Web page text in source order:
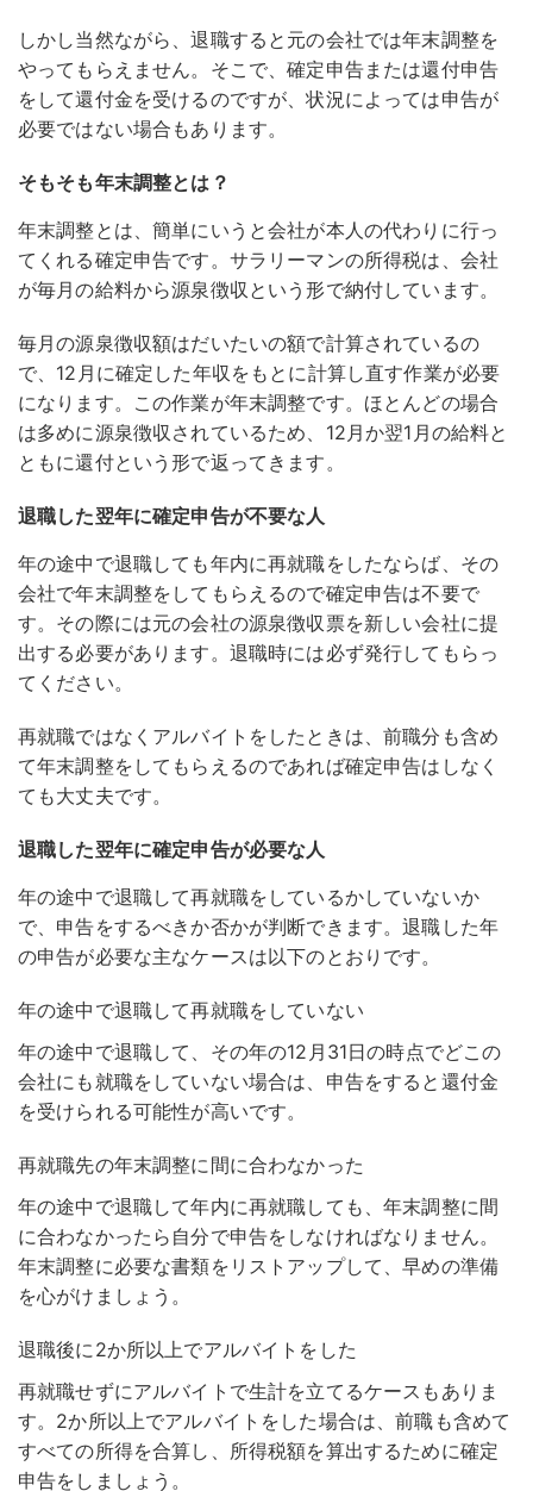
しかし当然ながら、退職すると元の会社では年末調整を
やってもらえません。そこで、確定申告または還付申告
をして還付金を受けるのですが、状況によっては申告が
必要ではない場合もあります。
そもそも年末調整とは？
年末調整とは、簡単にいうと会社が本人の代わりに行っ
てくれる確定申告です。サラリーマンの所得税は、会社
が毎月の給料から源泉徴収という形で納付しています。
毎月の源泉徴収額はだいたいの額で計算されているの
で、12月に確定した年収をもとに計算し直す作業が必要
になります。この作業が年末調整です。ほとんどの場合
は多めに源泉徴収されているため、12月か翌1月の給料と
ともに還付という形で返ってきます。
退職した翌年に確定申告が不要な人
年の途中で退職しても年内に再就職をしたならば、その
会社で年末調整をしてもらえるので確定申告は不要で
す。その際には元の会社の源泉徴収票を新しい会社に提
出する必要があります。退職時には必ず発行してもらっ
てください。
再就職ではなくアルバイトをしたときは、前職分も含め
て年末調整をしてもらえるのであれば確定申告はしなく
ても大丈夫です。
退職した翌年に確定申告が必要な人
年の途中で退職して再就職をしているかしていないか
で、申告をするべきか否かが判断できます。退職した年
の申告が必要な主なケースは以下のとおりです。
年の途中で退職して再就職をしていない
年の途中で退職して、その年の12月31日の時点でどこの
会社にも就職をしていない場合は、申告をすると還付金
を受けられる可能性が高いです。
再就職先の年末調整に間に合わなかった
年の途中で退職して年内に再就職しても、年末調整に間
に合わなかったら自分で申告をしなければなりません。
年末調整に必要な書類をリストアップして、早めの準備
を心がけましょう。
退職後に2か所以上でアルバイトをした
再就職せずにアルバイトで生計を立てるケースもありま
す。2か所以上でアルバイトをした場合は、前職も含めて
すべての所得を合算し、所得税額を算出するために確定
申告をしましょう。